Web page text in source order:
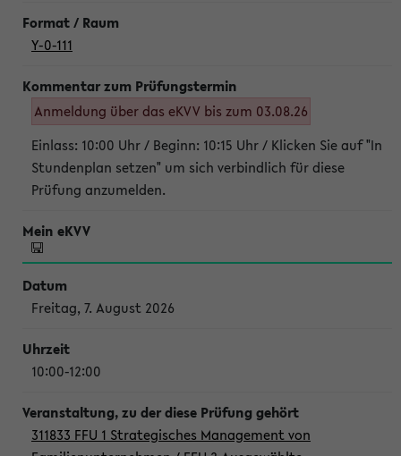
Y-0-111
Anmeldung über das eKVV bis zum 03.08.26
Einlass: 10:00 Uhr / Beginn: 10:15 Uhr / Klicken Sie auf "In
Stundenplan setzen" um sich verbindlich für diese
Prüfung anzumelden.
Freitag, 7. August 2026
10:00-12:00
311833 FFU 1 Strategisches Management von